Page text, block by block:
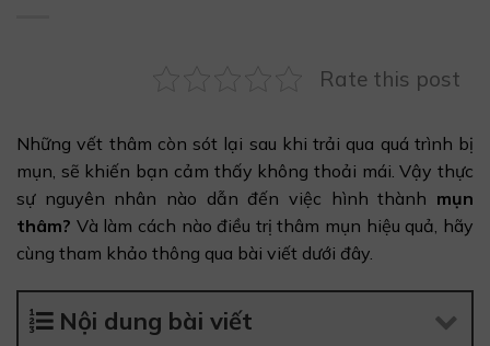
Rate this post
Những vết thâm còn sót lại sau khi trải qua quá trình bị
mụn, sẽ khiến bạn cảm thấy không thoải mái. Vậy thực
sự nguyên nhân nào dẫn đến việc hình thành mụn
thâm? Và làm cách nào điều trị thâm mụn hiệu quả, hãy
cùng tham khảo thông qua bài viết dưới đây.
Nội dung bài viết